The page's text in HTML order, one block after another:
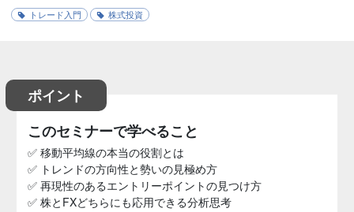
トレード入門 株式投資
ポイント
このセミナーで学べること
✅ 移動平均線の本当の役割とは
✅ トレンドの方向性と勢いの見極め方
✅ 再現性のあるエントリーポイントの見つけ方
✅ 株とFXどちらにも応用できる分析思考